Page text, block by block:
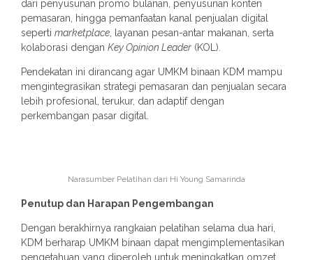
dari penyusunan promo bulanan, penyusunan konten
pemasaran, hingga pemanfaatan kanal penjualan digital
seperti marketplace , layanan pesan-antar makanan, serta
kolaborasi dengan Key Opinion Leader (KOL).
Pendekatan ini dirancang agar UMKM binaan KDM mampu
mengintegrasikan strategi pemasaran dan penjualan secara
lebih profesional, terukur, dan adaptif dengan
perkembangan pasar digital.
Narasumber Pelatihan dari Hi Young Samarinda
Penutup dan Harapan Pengembangan
Dengan berakhirnya rangkaian pelatihan selama dua hari,
KDM berharap UMKM binaan dapat mengimplementasikan
pengetahuan yang diperoleh untuk meningkatkan omzet,